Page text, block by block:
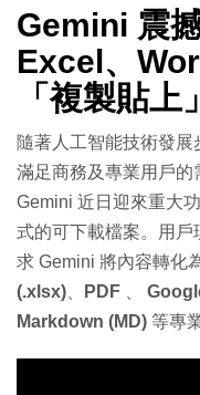
Gemini 震
Excel、
「複製貼
隨著人工智能技術發
滿足商務及專業用戶的
Gemini 近日迎來重大
式的可下載檔案。用
求 Gemini 將內容轉化
(.xlsx)
PDF
Markdown (MD) 等專